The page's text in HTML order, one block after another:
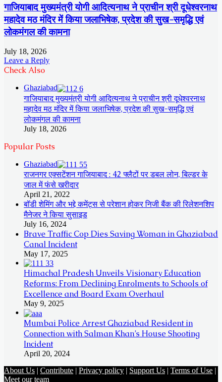
गाजियाबाद मुख्यमंत्री योगी आदित्यनाथ ने प्राचीन श्री दूधेश्वरनाथ
महादेव मठ मंदिर में किया जलाभिषेक, प्रदेश की सुख-समृद्धि एवं
लोकमंगल की कामना
July 18, 2026
Leave a Reply
Check Also
Ghaziabad
गाजियाबाद मुख्यमंत्री योगी आदित्यनाथ ने प्राचीन श्री दूधेश्वरनाथ
महादेव मठ मंदिर में किया जलाभिषेक, प्रदेश की सुख-समृद्धि एवं
लोकमंगल की कामना
July 18, 2026
Popular Posts
Ghaziabad
राजनगर एक्सटेंशन गाजियाबाद : 42 फ्लैटों पर डबल लोन, बिल्डर के
जाल में फंसे खरीदार
April 21, 2022
बॉडी शेमिंग और भद्दे कमेंट्स से परेशान होकर निजी बैंक की रिलेशनशिप
मैनेजर ने किया सुसाइड
July 16, 2024
Brave Traffic Cop Dies Saving Woman in Ghaziabad
Canal Incident
May 17, 2025
Himachal Pradesh Unveils Visionary Education
Reforms: From Declining Enrolments to Schools of
Excellence and Board Exam Overhaul
May 9, 2025
Mumbai Police Arrest Ghaziabad Resident in
Connection with Salman Khan’s House Shooting
Incident
April 20, 2024
About Us | Contribute | Privacy policy | Support Us | Terms of Use |
Meet our team